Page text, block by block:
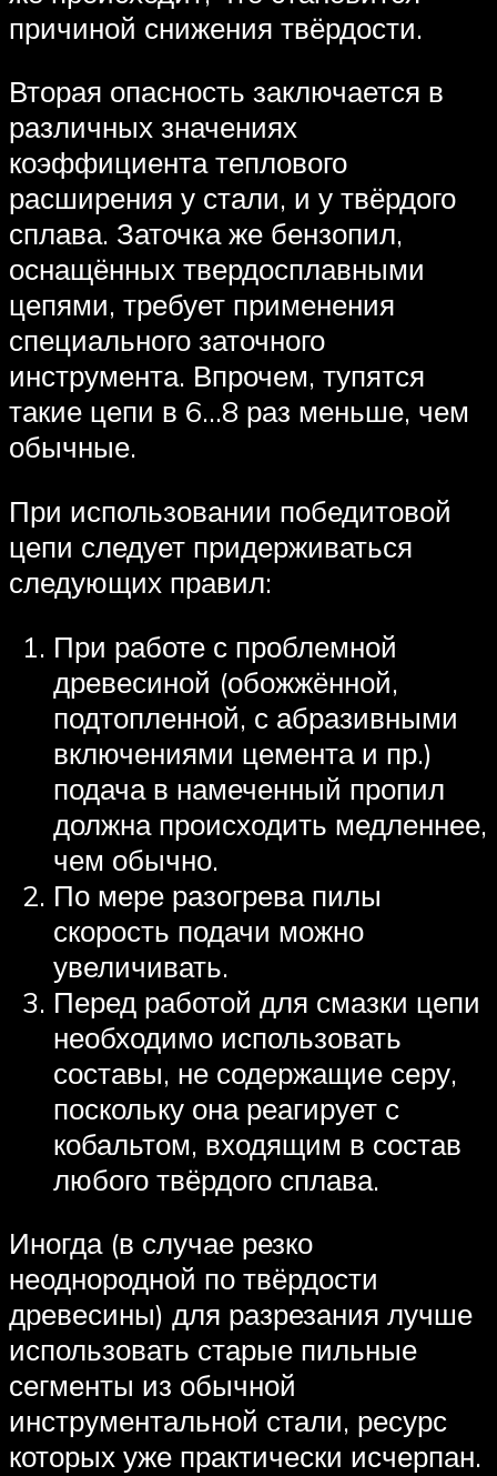
причиной снижения твёрдости.
Вторая опасность заключается в
различных значениях
коэффициента теплового
расширения у стали, и у твёрдого
сплава. Заточка же бензопил,
оснащённых твердосплавными
цепями, требует применения
специального заточного
инструмента. Впрочем, тупятся
такие цепи в 6…8 раз меньше, чем
обычные.
При использовании победитовой
цепи следует придерживаться
следующих правил:
При работе с проблемной
древесиной (обожжённой,
подтопленной, с абразивными
включениями цемента и пр.)
подача в намеченный пропил
должна происходить медленнее,
чем обычно.
По мере разогрева пилы
скорость подачи можно
увеличивать.
Перед работой для смазки цепи
необходимо использовать
составы, не содержащие серу,
поскольку она реагирует с
кобальтом, входящим в состав
любого твёрдого сплава.
Иногда (в случае резко
неоднородной по твёрдости
древесины) для разрезания лучше
использовать старые пильные
сегменты из обычной
инструментальной стали, ресурс
которых уже практически исчерпан.